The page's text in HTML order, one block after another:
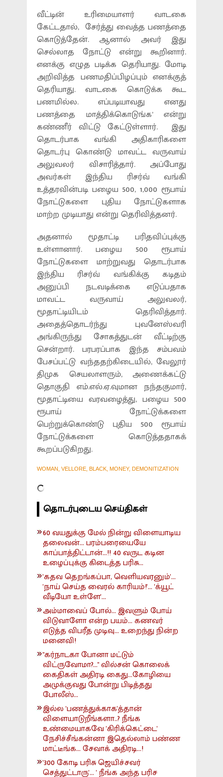
வீட்டின் உரிமையாளர் வாடகை
கேட்டதால், சேர்த்து வைத்த பணத்தை
கொடுத்தேன். ஆனால் அவர் இது
செல்லாத நோட்டு என்று கூறினார்.
எனக்கு எழுத படிக்க தெரியாது. மோடி
அறிவித்த பணமதிப்பிழப்பும் எனக்குத்
தெரியாது. வாடகை கொடுக்க கூட
பணமில்ல. எப்படியாவது எனது
பணத்தை மாத்திக்கொடுங்க’ என்று
கண்ணீர் விட்டு கேட்டுள்ளார். இது
தொடர்பாக வங்கி அதிகாரிகளை
தொடர்பு கொண்டு மாவட்ட வருவாய்
அலுவலர் விசாரித்தார். அப்போது
அவர்கள் இந்திய ரிசர்வ் வங்கி
உத்தரவின்படி பழைய 500, 1,000 ரூபாய்
நோட்டுகளை புதிய நோட்டுகளாக
மாற்ற முடியாது என்று தெரிவித்தனர்.
அதனால் மூதாட்டி பரிதவிப்புக்கு
உள்ளானார். பழைய 500 ரூபாய்
நோட்டுகளை மாற்றுவது தொடர்பாக
இந்திய ரிசர்வ் வங்கிக்கு கடிதம்
அனுப்பி நடவடிக்கை எடுப்பதாக
மாவட்ட வருவாய் அலுவலர்,
மூதாட்டியிடம் தெரிவித்தார்.
அதைத்தொடர்ந்து புவனேஸ்வரி
அங்கிருந்து சோகத்துடன் வீட்டிற்கு
சென்றார். பரபரப்பாக இந்த சம்பவம்
பேசப்பட்டு வந்ததற்கிடையில், வேலூர்
திமுக செயலாளரும், அணைக்கட்டு
தொகுதி எம்.எல்.ஏ.வுமான நந்தகுமார்,
மூதாட்டியை வரவழைத்து, பழைய 500
ரூபாய் நோட்டுக்களை
பெற்றுக்கொண்டு புதிய 500 ரூபாய்
நோட்டுக்களை கொடுத்ததாகக்
கூறப்படுகிறது.
WOMAN, VELLORE, BLACK, MONEY, DEMONITIZATION
தொடர்புடைய செய்திகள்
60 வயதுக்கு மேல் நின்று விளையாடிய
தலைவன்... பரம்பரையையே
காப்பாத்திட்டான்...!! 40 வருட கடின
உழைப்புக்கு கிடைத்த பரிசு...
'கதவ தெறங்கப்பா, வெளியவரனும்'...
'நாய் செய்த வைரல் காரியம்!'... 'க்யூட்
வீடியோ உள்ளே'...
அம்மாவைப் போல்... இவளும் போய்
விடுவாளோ என்ற பயம்... கணவர்
எடுத்த விபரீத முடிவு... உறைந்து நின்ற
மனைவி!
"கர்நாடகா போனா மட்டும்
விட்ருவோமா?..." வில்சன் கொலைக்
கைதிகள் அதிரடி கைது...கோழியை
அமுக்குவது போன்று பிடித்தது
போலீஸ்...
இல்ல 'பணத்துக்காக'த்தான்
விளையாடுறீங்களா..? நீங்க
உண்மையாகவே 'கிரிக்கெட்டை'
நேசிச்சீங்கன்னா இதெல்லாம் பண்ண
மாட்டீங்க... சேவாக் அதிரடி...!
'300 கோடி பரிசு ஜெயிச்சவர்
செத்துட்டாரு'... ' நீங்க அந்த பரிச